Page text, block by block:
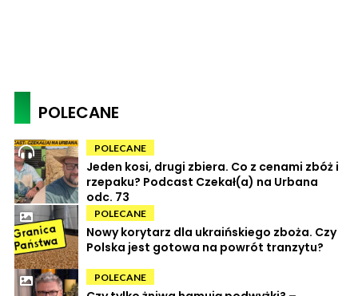
POLECANE
POLECANE
Jeden kosi, drugi zbiera. Co z cenami zbóż i
rzepaku? Podcast Czekał(a) na Urbana
odc. 73
POLECANE
Nowy korytarz dla ukraińskiego zboża. Czy
Polska jest gotowa na powrót tranzytu?
POLECANE